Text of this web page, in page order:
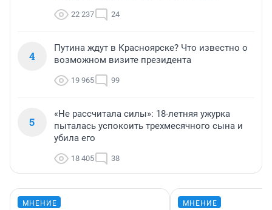
22 237 24
4
Путина ждут в Красноярске? Что известно о
возможном визите президента
19 965 99
5
«Не рассчитала силы»: 18-летняя ужурка
пыталась успокоить трехмесячного сына и
убила его
18 405 38
МНЕНИЕ МНЕНИЕ